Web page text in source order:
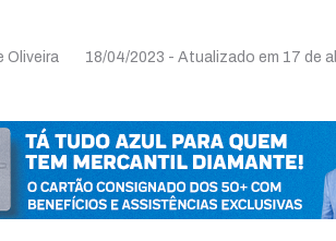
Oliveira 18/04/2023 - Atualizado em 17 de